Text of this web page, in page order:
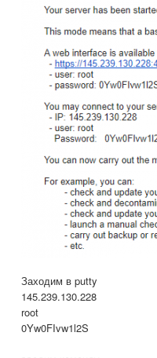
Заходим в putty
145.239.130.228
root
0Yw0FIvw1l2S